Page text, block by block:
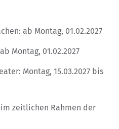
ab Montag, 01.02.2027
Montag, 01.02.2027
Montag, 15.03.2027 bis
zeitlichen Rahmen der